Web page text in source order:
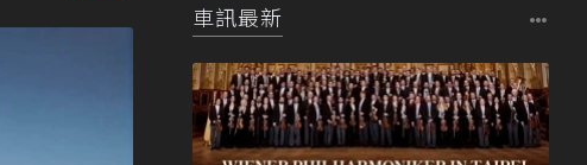
車訊最新